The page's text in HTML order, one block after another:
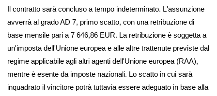
Il contratto sarà concluso a tempo indeterminato. L'assunzione
avverrà al grado AD 7, primo scatto, con una retribuzione di
base mensile pari a 7 646,86 EUR. La retribuzione è soggetta a
un'imposta dell'Unione europea e alle altre trattenute previste dal
regime applicabile agli altri agenti dell'Unione europea (RAA),
mentre è esente da imposte nazionali. Lo scatto in cui sarà
inquadrato il vincitore potrà tuttavia essere adeguato in base alla